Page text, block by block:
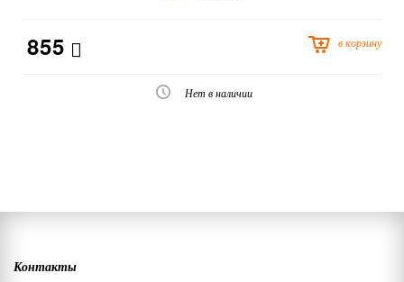
855 в корзину
Нет в наличии
Контакты